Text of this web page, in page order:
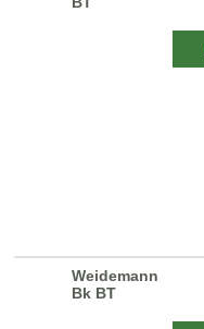
Weidemann
Bk BT